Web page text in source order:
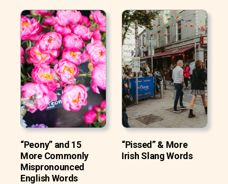
“Peony” and 15
More Commonly
Mispronounced
English Words
“Pissed” & More
Irish Slang Words